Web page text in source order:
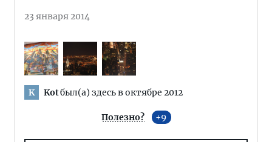
23 января 2014
K Kotбыл(а) здесь в октябре 2012
Полезно? 9